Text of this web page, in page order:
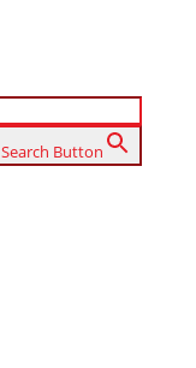
Search Button